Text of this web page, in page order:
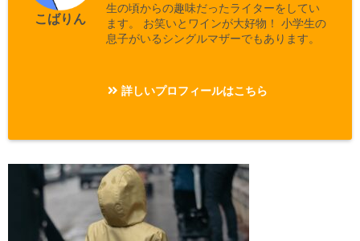
こばりん
生の頃からの趣味だったライターをしてい
ます。 お笑いとワインが大好物！ 小学生の
息子がいるシングルマザーでもあります。
詳しいプロフィールはこちら